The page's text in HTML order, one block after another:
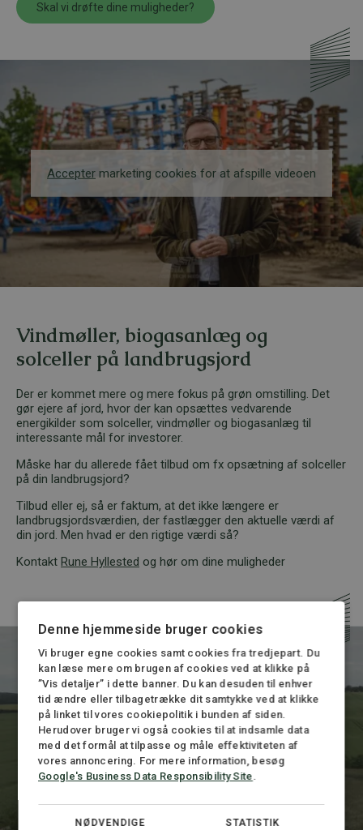
Accepter marketing cookies for at afspille videoen
Skal vi drøfte dine muligheder?
Vindmøller, biogasanlæg og
solceller på landbrugsjord
Der er kommet mere og mere fokus på grøn omstilling. Det
gør ejere af jord, hvor der kan opsættes vedvarende
energikilder som solceller, vindmøller og biogasanlæg til
interessante mål for investorer.
Måske har du allerede fået tilbud om fx opsætning af solceller
på din landbrugsjord?
Tilbud eller ej, så er faktum, at det ikke længere er
landbrugsjordsværdien, der fastlægger den aktuelle værdi af
din jord. Men hvad er den rigtige værdi så?
Kontakt Rune Hyllested og hør om dine muligheder
Accepter marketing cookies for at afspille videoen
Denne hjemmeside bruger cookies
Vi bruger egne cookies samt cookies fra tredjepart. Du
kan læse mere om brugen af cookies ved at klikke på
”Vis detaljer” i dette banner. Du kan desuden til enhver
tid ændre eller tilbagetrække dit samtykke ved at klikke
på linket til vores cookiepolitik i bunden af siden.
Herudover bruger vi også cookies til at indsamle data
med det formål at tilpasse og måle effektiviteten af
vores annoncering. For mere information, besøg
Google's Business Data Responsibility Site.
NØDVENDIGE STATISTIK